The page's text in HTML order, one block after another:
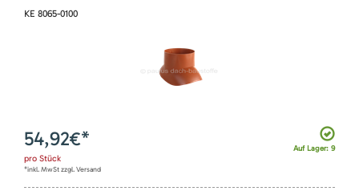
KE 8065-0100
Auf Lager: 9
54,92€*
pro Stück
*inkl. MwSt zzgl. Versand